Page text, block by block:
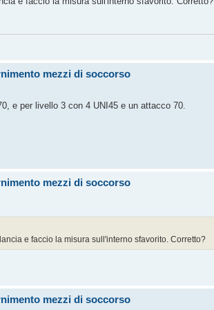
mezzi di soccorso
e per livello 3 con 4 UNI45 e un attacco 70.
mezzi di soccorso
e faccio la misura sull'interno sfavorito. Corretto?
mezzi di soccorso